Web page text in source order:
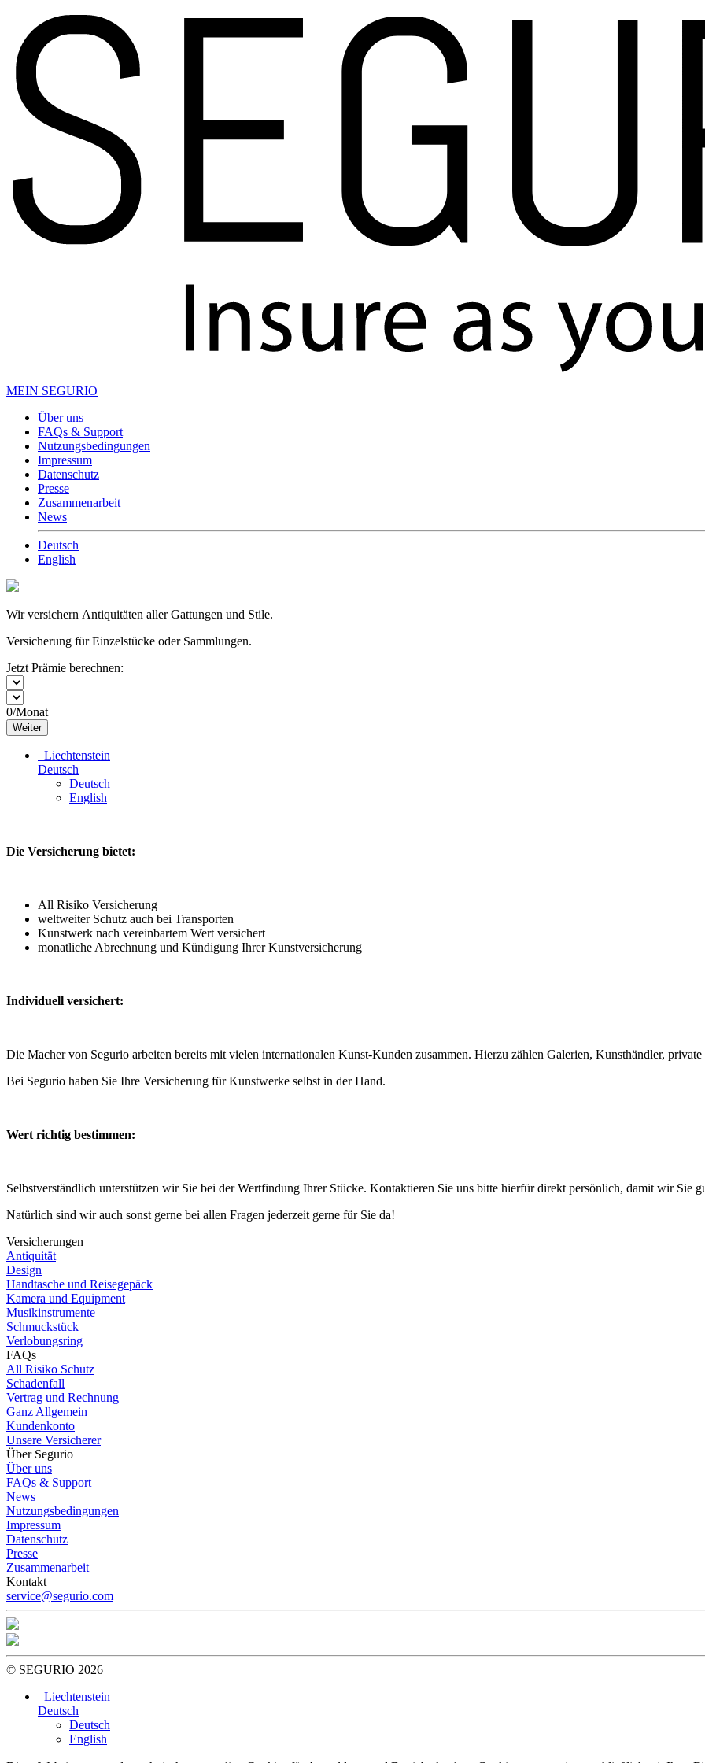
MEIN SEGURIO
Über uns
FAQs & Support
Nutzungsbedingungen
Impressum
Datenschutz
Presse
Zusammenarbeit
News
Deutsch
English
Wir versichern Antiquitäten aller Gattungen und Stile.
Versicherung für Einzelstücke oder Sammlungen.
Jetzt Prämie berechnen:
0/Monat
Weiter
Liechtenstein
Deutsch
Deutsch
English
Die Versicherung bietet:
All Risiko Versicherung
weltweiter Schutz auch bei Transporten
Kunstwerk nach vereinbartem Wert versichert
monatliche Abrechnung und Kündigung Ihrer Kunstversicherung
Individuell versichert:
Die Macher von Segurio arbeiten bereits mit vielen internationalen Kunst-Kunden zusammen. Hierzu zählen Galerien, Kunsthändler,
Bei Segurio haben Sie Ihre Versicherung für Kunstwerke selbst in der Hand.
Wert richtig bestimmen:
Selbstverständlich unterstützen wir Sie bei der Wertfindung Ihrer Stücke. Kontaktieren Sie uns bitte hierfür direkt persönlich, damit wir Sie
Natürlich sind wir auch sonst gerne bei allen Fragen jederzeit gerne für Sie da!
Versicherungen
Antiquität
Design
Handtasche und Reisegepäck
Kamera und Equipment
Musikinstrumente
Schmuckstück
Verlobungsring
FAQs
All Risiko Schutz
Schadenfall
Vertrag und Rechnung
Ganz Allgemein
Kundenkonto
Unsere Versicherer
Über Segurio
Über uns
FAQs & Support
News
Nutzungsbedingungen
Impressum
Datenschutz
Presse
Zusammenarbeit
Kontakt
service@segurio.com
© SEGURIO 2026
Liechtenstein
Deutsch
Deutsch
English